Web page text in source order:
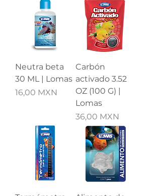
Neutra beta
30 ML | Lomas
Precio
16,00 MXN
Carbón
activado 3.52
OZ (100 G) |
Lomas
Precio
36,00 MXN